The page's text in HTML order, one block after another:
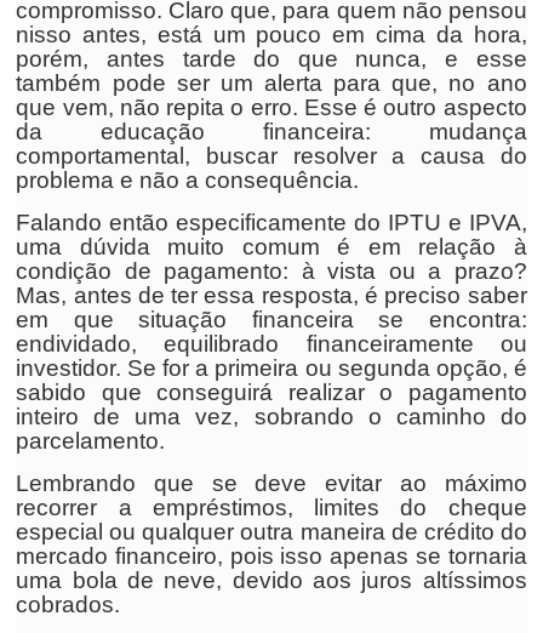
compromisso. Claro que, para quem não pensou
nisso antes, está um pouco em cima da hora,
porém, antes tarde do que nunca, e esse
também pode ser um alerta para que, no ano
que vem, não repita o erro. Esse é outro aspecto
da educação financeira: mudança
comportamental, buscar resolver a causa do
problema e não a consequência.
Falando então especificamente do IPTU e IPVA,
uma dúvida muito comum é em relação à
condição de pagamento: à vista ou a prazo?
Mas, antes de ter essa resposta, é preciso saber
em que situação financeira se encontra:
endividado, equilibrado financeiramente ou
investidor. Se for a primeira ou segunda opção, é
sabido que conseguirá realizar o pagamento
inteiro de uma vez, sobrando o caminho do
parcelamento.
Lembrando que se deve evitar ao máximo
recorrer a empréstimos, limites do cheque
especial ou qualquer outra maneira de crédito do
mercado financeiro, pois isso apenas se tornaria
uma bola de neve, devido aos juros altíssimos
cobrados.